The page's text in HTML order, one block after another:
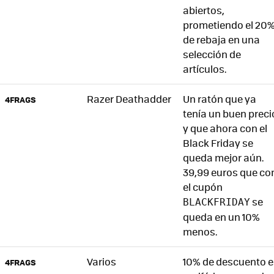
abiertos,
prometiendo el
de rebaja en una
selección de
artículos.
4FRAGS Razer Deathadder
Un ratón que ya
tenía un buen
y que ahora con el
Black Friday se
queda mejor aún.
39,99 euros que
el cupón
BLACKFRIDAYse
queda en un 10%
menos.
4FRAGS Varios
10% de descuento